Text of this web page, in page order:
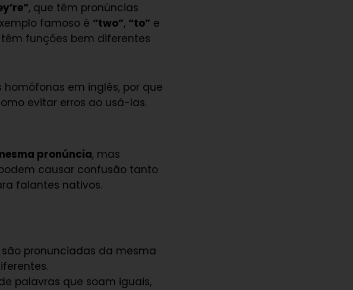
, que têm pronúncias
famoso é “two”, “to” e
funções bem diferentes
em inglês, por que
evitar erros ao usá-las.
pronúncia, mas
causar confusão tanto
falantes nativos.
pronunciadas da mesma
palavras que soam iguais,